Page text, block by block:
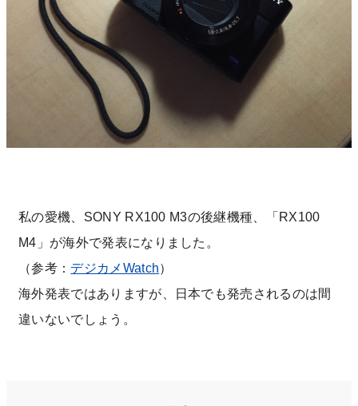
私の愛機、SONY RX100 M3の後継機種、「RX100
M4」が海外で発表になりました。
（参考： デジカメWatch）
海外発表ではありますが、日本でも発売されるのは間
違いないでしょう。